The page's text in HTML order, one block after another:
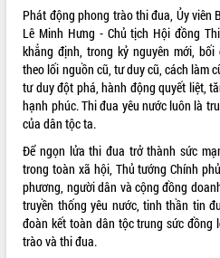
Khởi động Dự án Đầu tư xây dựng hạ
tầng kỹ thuật Cụm công nghiệp Tân
Tiến
Gặp mặt các cơ quan báo chí nhân Kỷ
niệm 101 năm Ngày Báo chí Cách
mạng Việt Nam
Đắk Lắk sơ kết 4 năm triển khai thực
hiện Đề án 06 của Chính phủ
Họp báo thông tin về Hội nghị Công bố
Quy hoạch và Xúc tiến đầu tư tỉnh Đắk
Lắk
Khơi thông điểm nghẽn, đẩy nhanh
giải ngân vốn khắc phục thiên tai
Phát động phong trào thi đua, Ủy viên
Lê Minh Hưng - Chủ tịch Hội đồng
khẳng định, trong kỷ nguyên mới,
theo lối nguồn cũ, tư duy cũ, cách làm
tư duy đột phá, hành động quyết liệt,
hạnh phúc. Thi đua yêu nước luôn là
của dân tộc ta.
Để ngọn lửa thi đua trở thành sức
trong toàn xã hội, Thủ tướng Chính
phương, người dân và cộng đồng
truyền thống yêu nước, tinh thần tin
đoàn kết toàn dân tộc trung sức đồng
trào và thi đua.